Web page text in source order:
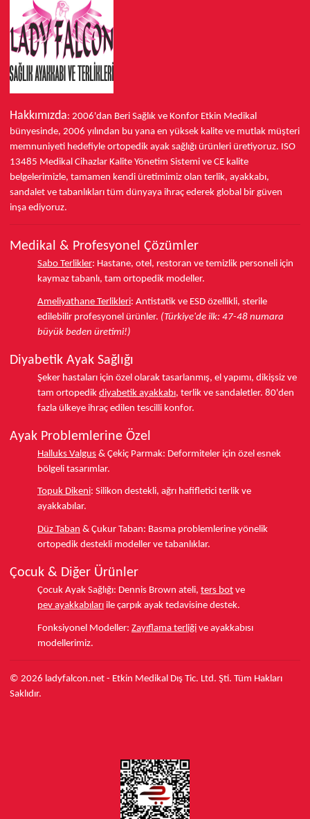
Hakkımızda: 2006'dan Beri Sağlık ve Konfor Etkin Medikal
bünyesinde, 2006 yılından bu yana en yüksek kalite ve mutlak müşteri
memnuniyeti hedefiyle ortopedik ayak sağlığı ürünleri üretiyoruz. ISO
13485 Medikal Cihazlar Kalite Yönetim Sistemi ve CE kalite
belgelerimizle, tamamen kendi üretimimiz olan terlik, ayakkabı,
sandalet ve tabanlıkları tüm dünyaya ihraç ederek global bir güven
inşa ediyoruz.
Medikal & Profesyonel Çözümler
Sabo Terlikler: Hastane, otel, restoran ve temizlik personeli için
kaymaz tabanlı, tam ortopedik modeller.
Ameliyathane Terlikleri: Antistatik ve ESD özellikli, sterile
edilebilir profesyonel ürünler. (Türkiye'de ilk: 47-48 numara
büyük beden üretimi!)
Diyabetik Ayak Sağlığı
Şeker hastaları için özel olarak tasarlanmış, el yapımı, dikişsiz ve
tam ortopedik diyabetik ayakkabı, terlik ve sandaletler. 80'den
fazla ülkeye ihraç edilen tescilli konfor.
Ayak Problemlerine Özel
Halluks Valgus & Çekiç Parmak: Deformiteler için özel esnek
bölgeli tasarımlar.
Topuk Dikeni: Silikon destekli, ağrı hafifletici terlik ve
ayakkabılar.
Düz Taban & Çukur Taban: Basma problemlerine yönelik
ortopedik destekli modeller ve tabanlıklar.
Çocuk & Diğer Ürünler
Çocuk Ayak Sağlığı: Dennis Brown ateli, ters bot ve
pev ayakkabıları ile çarpık ayak tedavisine destek.
Fonksiyonel Modeller: Zayıflama terliği ve ayakkabısı
modellerimiz.
© 2026 ladyfalcon.net - Etkin Medikal Dış Tic. Ltd. Şti. Tüm Hakları
Saklıdır.